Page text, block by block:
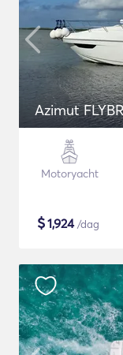
Azimut
Motoryacht
$1,924/dag